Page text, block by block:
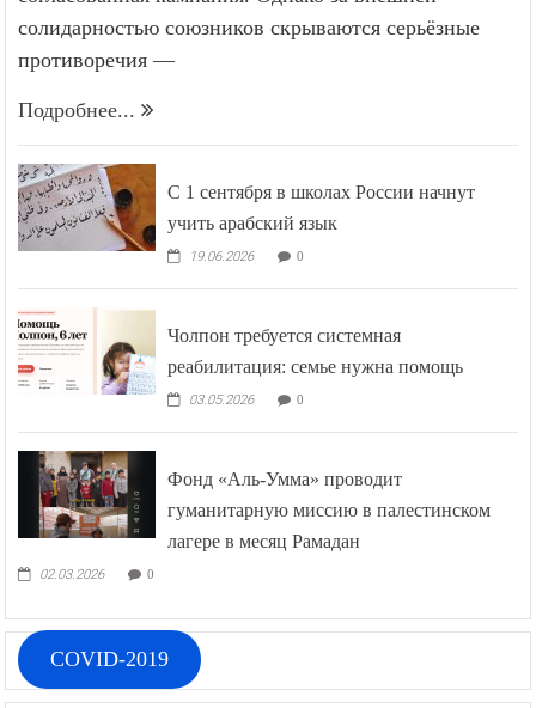
солидарностью союзников скрываются серьёзные
противоречия —
Подробнее...
С 1 сентября в школах России начнут
учить арабский язык
19.06.2026 0
Чолпон требуется системная
реабилитация: семье нужна помощь
03.05.2026 0
Фонд «Аль-Умма» проводит
гуманитарную миссию в палестинском
лагере в месяц Рамадан
02.03.2026 0
COVID-2019